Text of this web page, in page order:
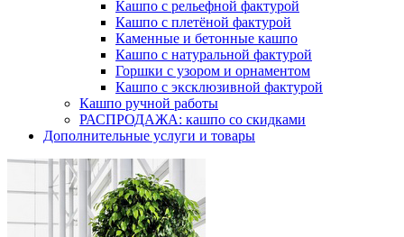
Кашпо с рельефной фактурой
Кашпо с плетёной фактурой
Каменные и бетонные кашпо
Кашпо с натуральной фактурой
Горшки с узором и орнаментом
Кашпо с эксклюзивной фактурой
Кашпо ручной работы
РАСПРОДАЖА: кашпо со скидками
Дополнительные услуги и товары